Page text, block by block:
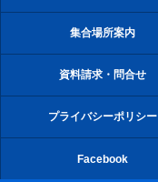
集合場所案内
資料請求・問合せ
プライバシーポリシー
Facebook